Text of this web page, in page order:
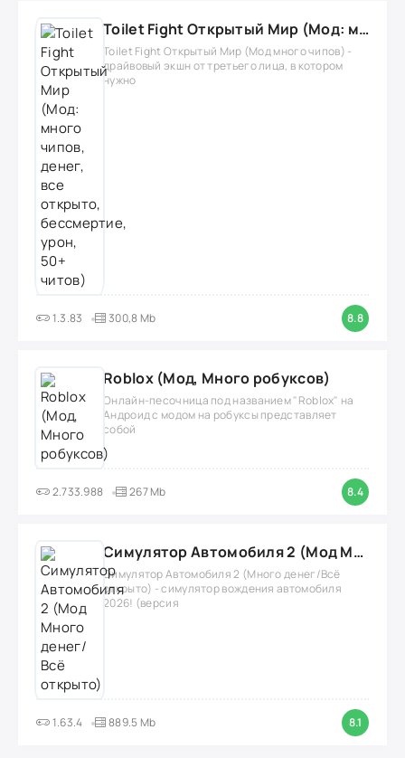
Toilet Fight Открытый Мир (Мод: много чипов, денег, все открыто, бессмертие, урон, 50+ читов)
Toilet Fight Открытый Мир (Мод много чипов) -
драйвовый экшн от третьего лица, в котором
нужно
1.3.83 300,8 Mb 8.8
Roblox (Мод, Много робуксов)
Онлайн-песочница под названием "Roblox" на
Андроид с модом на робуксы представляет
собой
2.733.988 267 Mb 8.4
Симулятор Автомобиля 2 (Мод Много денег/Всё открыто)
Симулятор Автомобиля 2 (Много денег/Всё
открыто) - симулятор вождения автомобиля
2026! (версия
1.63.4 889.5 Mb 8.1